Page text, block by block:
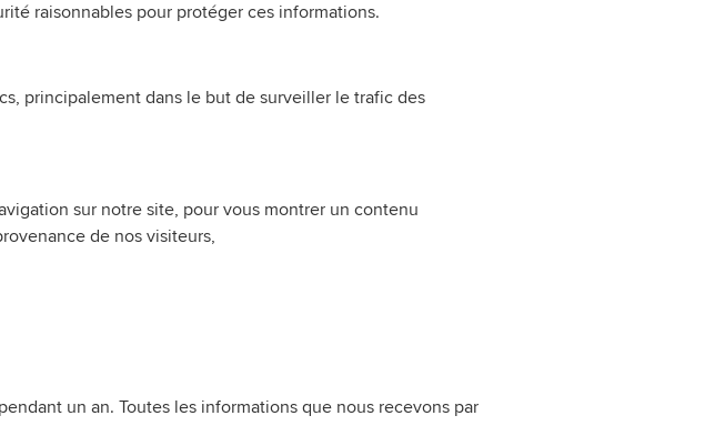
raisonnables pour protéger ces informations.
principalement dans le but de surveiller le trafic des
sur notre site, pour vous montrer un contenu
de nos visiteurs,
un an. Toutes les informations que nous recevons par